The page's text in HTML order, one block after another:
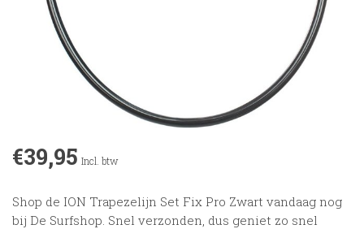
€39,95 Incl. btw
Shop de ION Trapezelijn Set Fix Pro Zwart vandaag nog
bij De Surfshop. Snel verzonden, dus geniet zo snel